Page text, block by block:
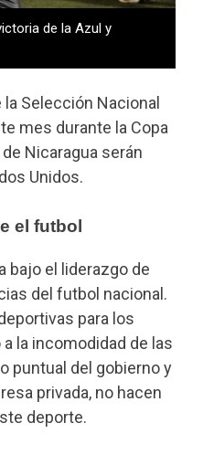
de la Azul y
Selección Nacional
mes durante la Copa
Nicaragua serán
Unidos.
el futbol
bajo el liderazgo de
del futbol nacional.
para los
la incomodidad de las
puntual del gobierno y
privada, no hacen
deporte.